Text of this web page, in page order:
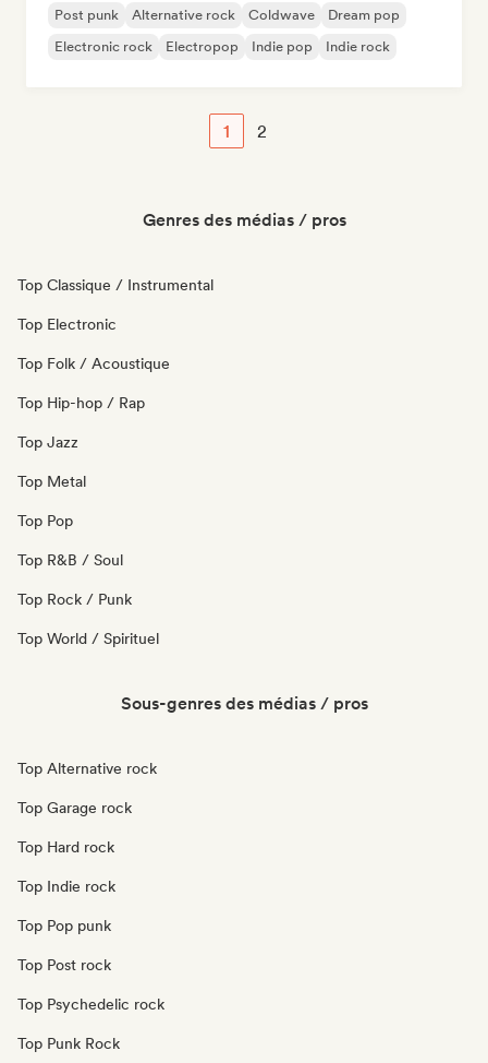
Post punk Alternative rock Coldwave
Dream pop
Electronic rock
Electropop Indie pop Indie rock
1 2
Genres des médias / pros
Top Classique / Instrumental
Top Electronic
Top Folk / Acoustique
Top Hip-hop / Rap
Top Jazz
Top Metal
Top Pop
Top R&B / Soul
Top Rock / Punk
Top World / Spirituel
Sous-genres des médias / pros
Top Alternative rock
Top Garage rock
Top Hard rock
Top Indie rock
Top Pop punk
Top Post rock
Top Psychedelic rock
Top Punk Rock